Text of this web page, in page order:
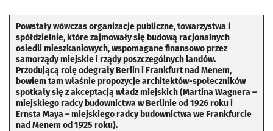
Powstały wówczas organizacje publiczne, towarzystwa i
spółdzielnie, które zajmowały się budową racjonalnych
osiedli mieszkaniowych, wspomagane finansowo przez
samorządy miejskie i rządy poszczególnych landów.
Przodującą rolę odegrały Berlin i Frankfurt nad Menem,
bowiem tam właśnie propozycje architektów-społeczników
spotkały się z akceptacją władz miejskich (Martina Wagnera –
miejskiego radcy budownictwa w Berlinie od 1926 roku i
Ernsta Maya – miejskiego radcy budownictwa we Frankfurcie
nad Menem od 1925 roku).